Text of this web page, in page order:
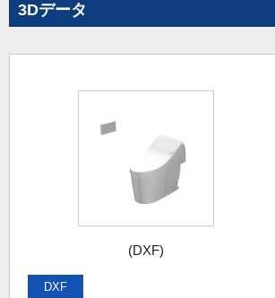
3Dデータ
(DXF)
DXF